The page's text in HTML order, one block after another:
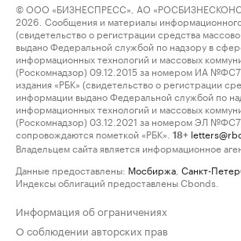
© ООО «БИЗНЕСПРЕСС», АО
2026. Сообщения и материалы информационного
(свидетельство о регистрации средства
выдано Федеральной службой по надзору в
информационных технологий и массовых
(Роскомнадзор) 09.12.2015 за номером ИА
издания «РБК» (свидетельство о регистрации
информации выдано Федеральной службой по
информационных технологий и массовых
(Роскомнадзор) 03.12.2021 за номером ЭЛ
сопровождаются пометкой «РБК».
18+
Владельцем сайта является информационное
Данные предоставлены: Мосбиржа Санкт-
Индексы облигаций предоставлены Cbonds.
Информация об ограничениях
О соблюдении авторских прав